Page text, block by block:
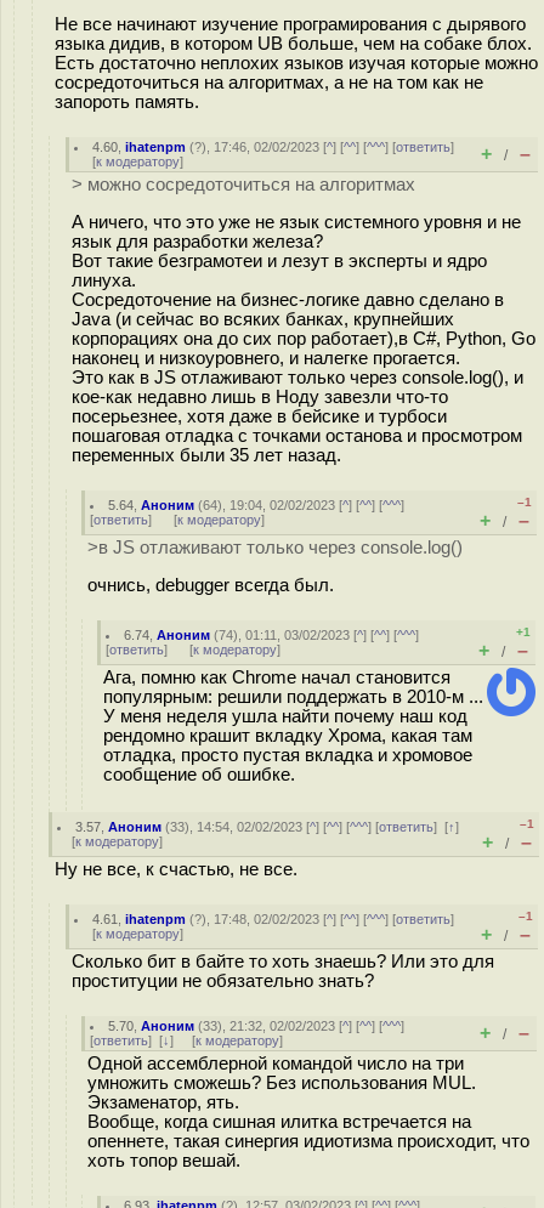
Не все начинают изучение програмирования с дырявого
языка дидив, в котором UB больше, чем на собаке блох.
Есть достаточно неплохих языков изучая которые можно
сосредоточиться на алгоритмах, а не на том как не
запороть память.
4.60 ,ihatenpm (?), 17:46, 02/02/2023 [^] [^^] [^^^] [ответить]
[к модератору] + / –
> можно сосредоточиться на алгоритмах
А ничего, что это уже не язык системного уровня и не
язык для разработки железа?
Вот такие безграмотеи и лезут в эксперты и ядро
линуха.
Сосредоточение на бизнес-логике давно сделано в
Java (и сейчас во всяких банках, крупнейших
корпорациях она до сих пор работает),в C#, Python, Go
наконец и низкоуровнего, и налегке прогается.
Это как в JS отлаживают только через console.log(), и
кое-как недавно лишь в Ноду завезли что-то
посерьезнее, хотя даже в бейсике и турбоси
пошаговая отладка с точками останова и просмотром
переменных были 35 лет назад.
5.64 ,Аноним (64), 19:04, 02/02/2023 [^] [^^] [^^^]
[ответить] [к модератору]
–1
+ / –
>в JS отлаживают только через console.log()
очнись, debugger всегда был.
6.74 ,Аноним (74), 01:11, 03/02/2023 [^] [^^] [^^^]
[ответить] [к модератору]
+1
+ / –
Ага, помню как Chrome начал становится
популярным: решили поддержать в 2010-м ...
У меня неделя ушла найти почему наш код
рендомно крашит вкладку Хрома, какая там
отладка, просто пустая вкладка и хромовое
сообщение об ошибке.
3.57 ,Аноним (33), 14:54, 02/02/2023 [^] [^^] [^^^] [ответить][↑]
[к модератору]
–1
+ / –
Ну не все, к счастью, не все.
4.61 ,ihatenpm (?), 17:48, 02/02/2023 [^] [^^] [^^^] [ответить]
[к модератору]
–1
+ / –
Сколько бит в байте то хоть знаешь? Или это для
проституции не обязательно знать?
5.70 ,Аноним (33), 21:32, 02/02/2023 [^] [^^] [^^^]
[ответить] [↓] [к модератору] + / –
Одной ассемблерной командой число на три
умножить сможешь? Без использования MUL.
Экзаменатор, ять.
Вообще, когда сишная илитка встречается на
опеннете, такая синергия идиотизма происходит, что
хоть топор вешай.